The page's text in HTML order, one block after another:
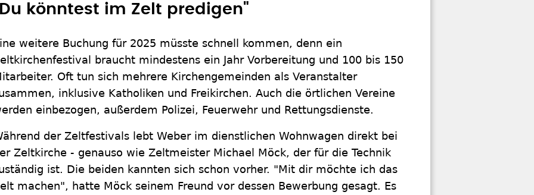
könntest im Zelt predigen"
weitere Buchung für 2025 müsste schnell kommen, denn ein
braucht mindestens ein Jahr Vorbereitung und 100 bis 150
Oft tun sich mehrere Kirchengemeinden als Veranstalter
inklusive Katholiken und Freikirchen. Auch die örtlichen Vereine
einbezogen, außerdem Polizei, Feuerwehr und Rettungsdienste.
der Zeltfestivals lebt Weber im dienstlichen Wohnwagen direkt bei
Zeltkirche - genauso wie Zeltmeister Michael Möck, der für die Technik
ist. Die beiden kannten sich schon vorher. "Mit dir möchte ich das
machen", hatte Möck seinem Freund vor dessen Bewerbung gesagt. Es